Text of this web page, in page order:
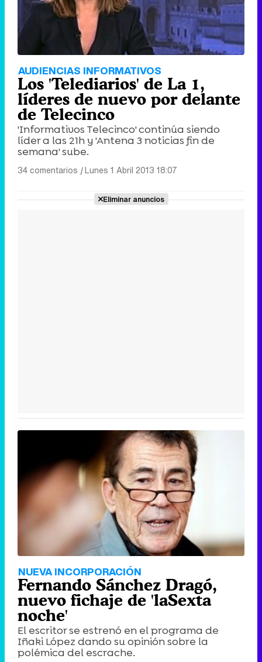
AUDIENCIAS INFORMATIVOS
Los 'Telediarios' de La 1,
líderes de nuevo por delante
de Telecinco
'Informativos Telecinco' continúa siendo
líder a las 21h y 'Antena 3 noticias fin de
semana' sube.
34 comentarios |Lunes 1 Abril 2013 18:07
Eliminar anuncios
NUEVA INCORPORACIÓN
Fernando Sánchez Dragó,
nuevo fichaje de 'laSexta
noche'
El escritor se estrenó en el programa de
Iñaki López dando su opinión sobre la
polémica del escrache.